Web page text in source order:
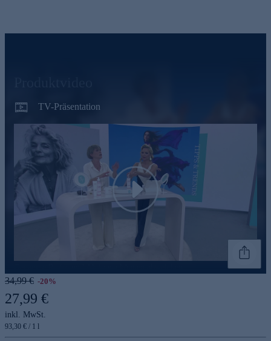
TV-Präsentation
Play
34,99 € -20%
27,99 €
inkl. MwSt.
93,30 € / 1 l